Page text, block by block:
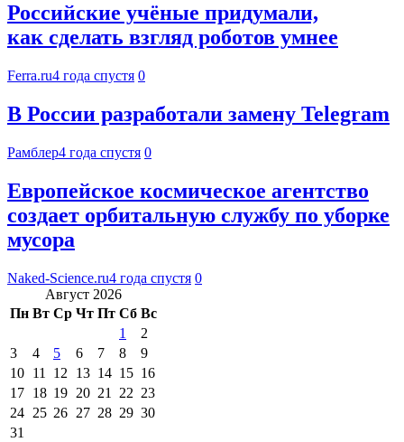
Российские учёные придумали,
как сделать взгляд роботов умнее
Ferra.ru4 года спустя 0
В России разработали замену Telegram
Рамблер4 года спустя 0
Европейское космическое агентство
создает орбитальную службу по уборке
мусора
Naked-Science.ru4 года спустя 0
Август 2026
Пн Вт Ср Чт Пт Сб Вс
1
2
3
4 5 6 7 8
9
10 11 12 13 14 15 16
17 18 19 20 21 22 23
24 25 26 27 28 29 30
31